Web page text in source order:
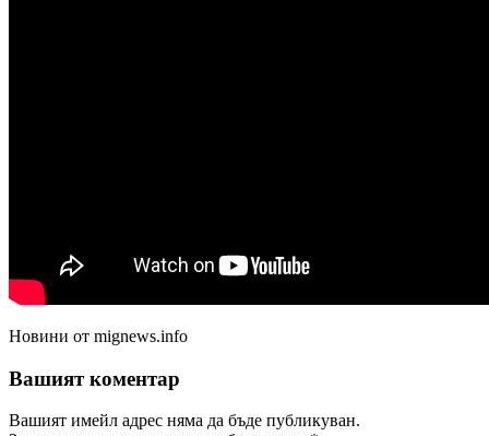
Новини от mignews.info
Вашият коментар
Вашият имейл адрес няма да бъде публикуван.